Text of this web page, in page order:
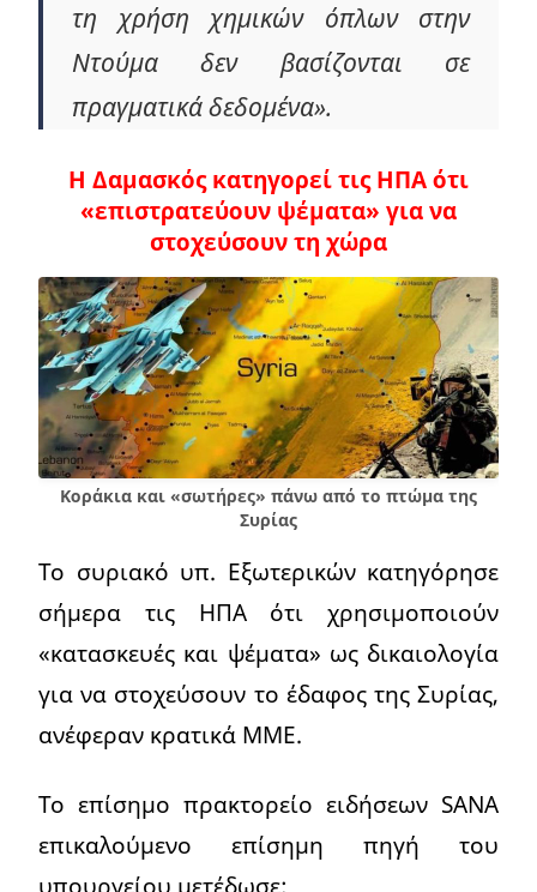
τη χρήση χημικών όπλων στην
Ντούμα δεν βασίζονται σε
πραγματικά δεδομένα».
Η Δαμασκός κατηγορεί τις ΗΠΑ ότι
«επιστρατεύουν ψέματα» για να
στοχεύσουν τη χώρα
Κοράκια και «σωτήρες» πάνω από το πτώμα της
Συρίας
Το συριακό υπ. Εξωτερικών κατηγόρησε
σήμερα τις ΗΠΑ ότι χρησιμοποιούν
«κατασκευές και ψέματα» ως δικαιολογία
για να στοχεύσουν το έδαφος της Συρίας,
ανέφεραν κρατικά ΜΜΕ.
Το επίσημο πρακτορείο ειδήσεων SANA
επικαλούμενο επίσημη πηγή του
υπουργείου μετέδωσε: